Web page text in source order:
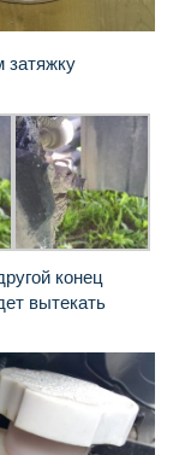
затяжку
конец
вытекать